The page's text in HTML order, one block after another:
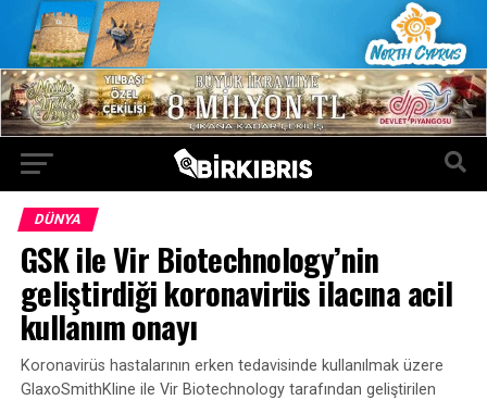
DÜNYA
GSK ile Vir Biotechnology’nin
geliştirdiği koronavirüs ilacına acil
kullanım onayı
Koronavirüs hastalarının erken tedavisinde kullanılmak üzere
GlaxoSmithKline ile Vir Biotechnology tarafından geliştirilen